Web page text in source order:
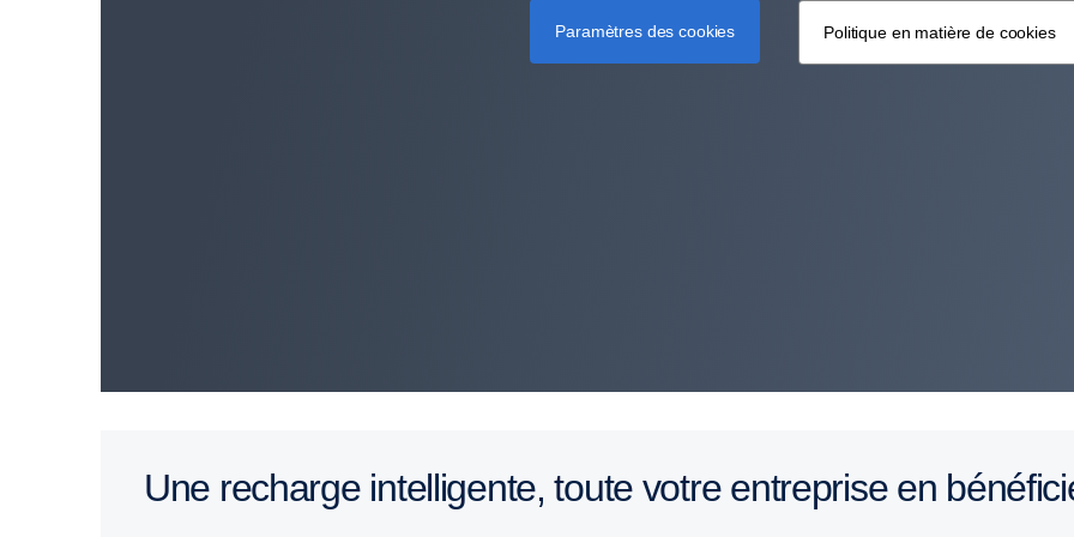
Paramètres des cookies Politique en matière de cookies
Une recharge intelligente, toute votre entreprise en